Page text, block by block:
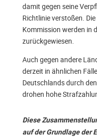
damit gegen seine
Richtlinie verstoßen.
Kommission werden in
zurückgewiesen.
Auch gegen andere
derzeit in ähnlichen
Deutschlands durch
drohen hohe
Diese
auf der Grundlage der